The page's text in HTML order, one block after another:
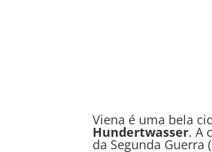
Viena é uma bela
Hundertwasser. A
da Segunda